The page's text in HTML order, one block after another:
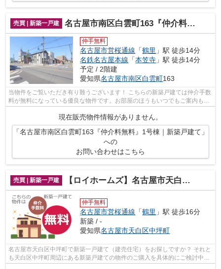
売買 | 新築一戸建 名古屋市南区白雲町163『仲介料無料』1号棟｜新築戸建て
仲手無料
名古屋市営桜通線 「鶴里 」駅 徒歩14分
名鉄名古屋本線 「本笠寺 」駅 徒歩14分
予定 / 2階建
愛知県名古屋市南区白雲町163
当物件をご覧いただき有り難うございます！ こちらの新築戸建ては仲介手数
料が無料になっている優良な物件です。お部屋のほうもいつでもご案内もさ
現在販売物件情報がありません。
「名古屋市南区白雲町163『仲介料無料』1号棟｜新築戸建て」
への
お問い合わせはこちら
売買 | 新築一戸建 【ロイホームズ】名古屋市天白区中坪町の新築一戸建て
仲手無料
名古屋市営桜通線 「鶴里 」駅 徒歩16分
新築 / -
愛知県名古屋市天白区中坪町
名古屋市天白区中坪町で新築一戸建て（建売住宅）をお探しですか？ それと
も天白区中坪町周辺にある新築戸建ての物件のご購入を具体的にご検討中の